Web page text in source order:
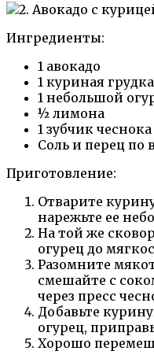
Ингредиенты:
1 авокадо
1 куриная грудка
1 небольшой
½ лимона
1 зубчик чеснока
Соль и перец по
Приготовление:
Отварите
нарежьте ее
На той же
огурец до
Разомните
смешайте с
через пресс
Добавьте
огурец,
Хорошо